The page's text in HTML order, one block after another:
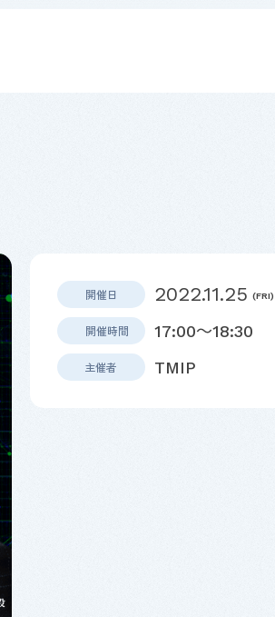
開催日 2022.11.25 (FRI)
開催時間 17:00～18:30
主催者 TMIP